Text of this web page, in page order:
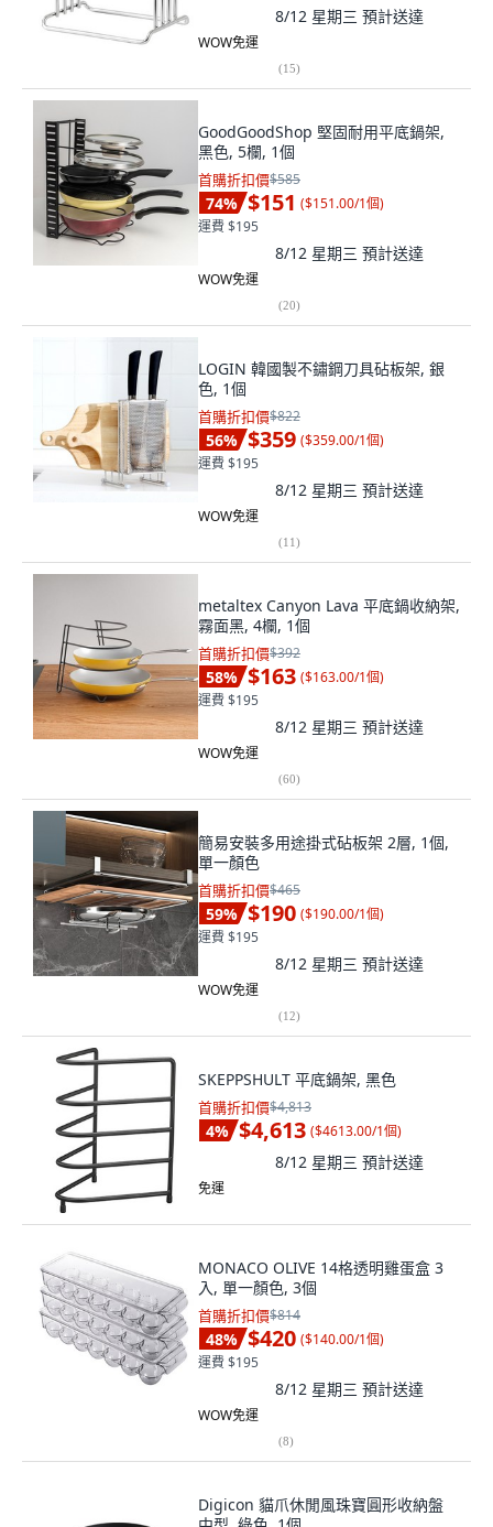
8/12 星期三 預計送達
WOW免運
(15)
GoodGoodShop 堅固耐用平底鍋架,
黑色, 5欄, 1個
首購折扣價$585
74% $151 ($151.00/1個)
運費 $195
8/12 星期三 預計送達
WOW免運
(20)
LOGIN 韓國製不鏽鋼刀具砧板架, 銀
色, 1個
首購折扣價$822
56% $359 ($359.00/1個)
運費 $195
8/12 星期三 預計送達
WOW免運
(11)
metaltex Canyon Lava 平底鍋收納架,
霧面黑, 4欄, 1個
首購折扣價$392
58% $163 ($163.00/1個)
運費 $195
8/12 星期三 預計送達
WOW免運
(60)
簡易安裝多用途掛式砧板架 2層, 1個,
單一顏色
首購折扣價$465
59% $190 ($190.00/1個)
運費 $195
8/12 星期三 預計送達
WOW免運
(12)
SKEPPSHULT 平底鍋架, 黑色
首購折扣價$4,813
4% $4,613 ($4613.00/1個)
8/12 星期三 預計送達
免運
MONACO OLIVE 14格透明雞蛋盒 3
入, 單一顏色, 3個
首購折扣價$814
48% $420 ($140.00/1個)
運費 $195
8/12 星期三 預計送達
WOW免運
(8)
Digicon 貓爪休閒風珠寶圓形收納盤